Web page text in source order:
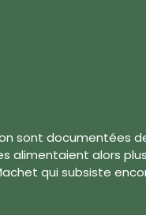
sont documentées
alimentaient alors
qui subsiste